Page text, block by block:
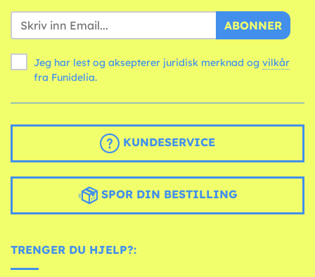
ABONNER
Jeg har lest og aksepterer juridisk merknad og vilkår
fra Funidelia.
KUNDESERVICE
SPOR DIN BESTILLING
TRENGER DU HJELP?: